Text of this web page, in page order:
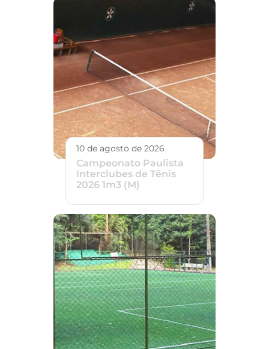
10 de agosto de 2026
Campeonato Paulista
Interclubes de Tênis
2026 1m3 (M)